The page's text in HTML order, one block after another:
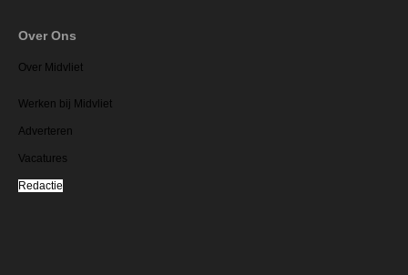
Over Ons
Over Midvliet
Werken bij Midvliet
Adverteren
Vacatures
Redactie